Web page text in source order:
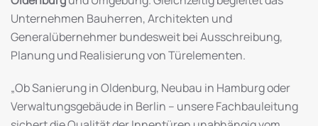
Unternehmen Bauherren, Architekten und
Generalübernehmer bundesweit bei Ausschreibung,
Planung und Realisierung von Türelementen.
„Ob Sanierung in Oldenburg, Neubau in Hamburg oder
Verwaltungsgebäude in Berlin – unsere Fachbauleitung